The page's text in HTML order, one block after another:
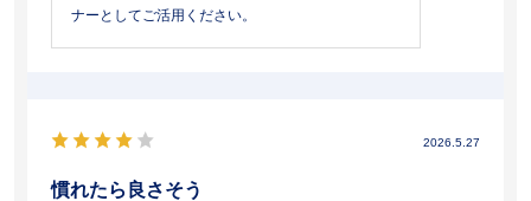
ナーとしてご活用ください。
2026.5.27
慣れたら良さそう